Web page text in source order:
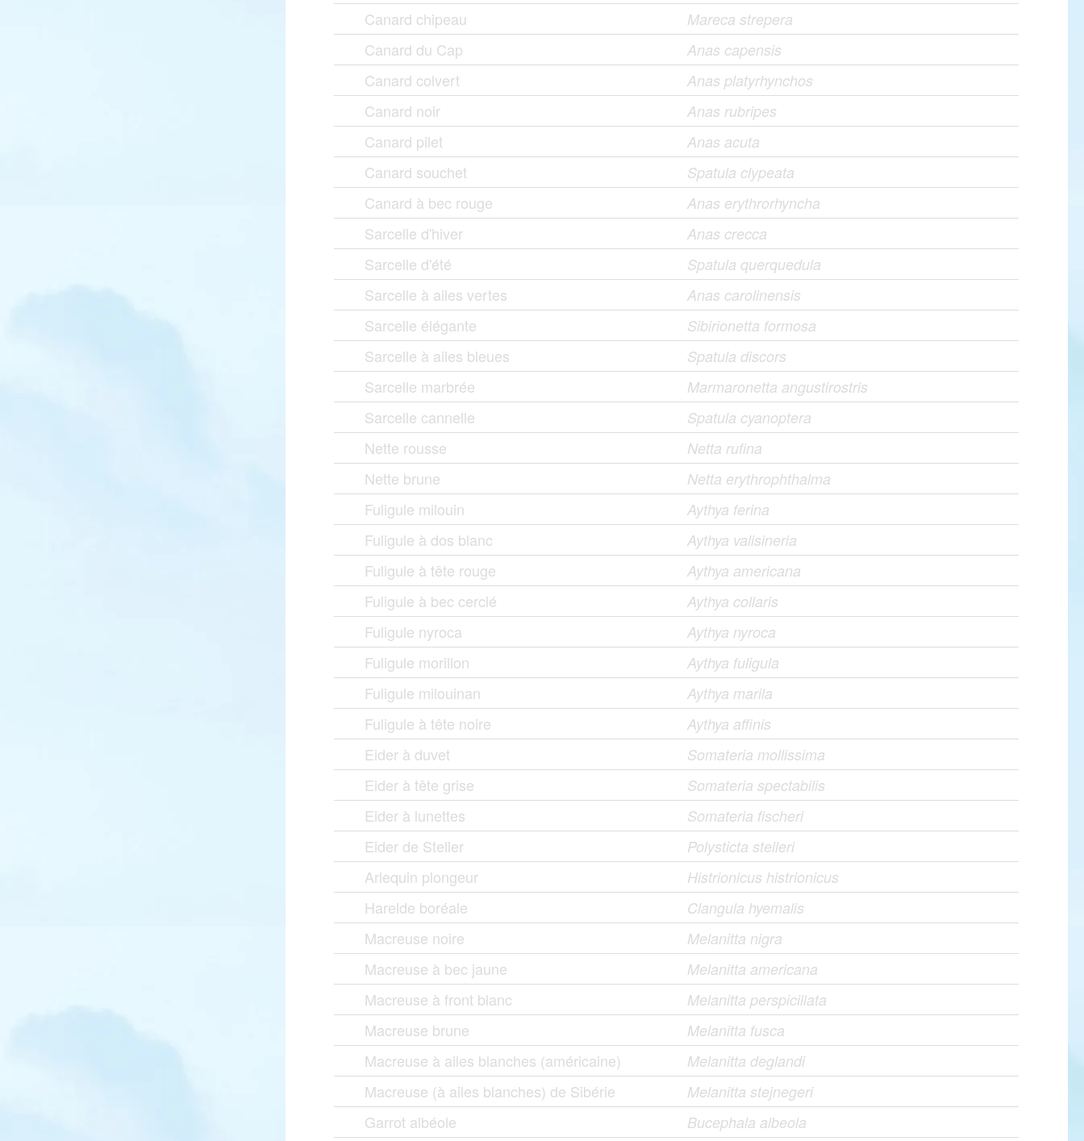
Canard chipeau Mareca strepera
Canard du Cap Anas capensis
Canard colvert Anas platyrhynchos
Canard noir Anas rubripes
Canard pilet Anas acuta
Canard souchet Spatula clypeata
Canard à bec rouge Anas erythrorhyncha
Sarcelle d'hiver Anas crecca
Sarcelle d'été Spatula querquedula
Sarcelle à ailes vertes Anas carolinensis
Sarcelle élégante Sibirionetta formosa
Sarcelle à ailes bleues Spatula discors
Sarcelle marbrée Marmaronetta angustirostris
Sarcelle cannelle Spatula cyanoptera
Nette rousse Netta rufina
Nette brune Netta erythrophthalma
Fuligule milouin Aythya ferina
Fuligule à dos blanc Aythya valisineria
Fuligule à tête rouge Aythya americana
Fuligule à bec cerclé Aythya collaris
Fuligule nyroca Aythya nyroca
Fuligule morillon Aythya fuligula
Fuligule milouinan Aythya marila
Fuligule à tête noire Aythya affinis
Eider à duvet Somateria mollissima
Eider à tête grise Somateria spectabilis
Eider à lunettes Somateria fischeri
Eider de Steller Polysticta stelleri
Arlequin plongeur Histrionicus histrionicus
Harelde boréale Clangula hyemalis
Macreuse noire Melanitta nigra
Macreuse à bec jaune Melanitta americana
Macreuse à front blanc Melanitta perspicillata
Macreuse brune Melanitta fusca
Macreuse à ailes blanches (américaine) Melanitta deglandi
Macreuse (à ailes blanches) de Sibérie Melanitta stejnegeri
Garrot albéole Bucephala albeola